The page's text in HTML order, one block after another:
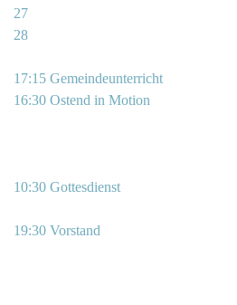
27
28
17:15 Gemeindeunterricht
16:30 Ostend in Motion
10:30 Gottesdienst
19:30 Vorstand